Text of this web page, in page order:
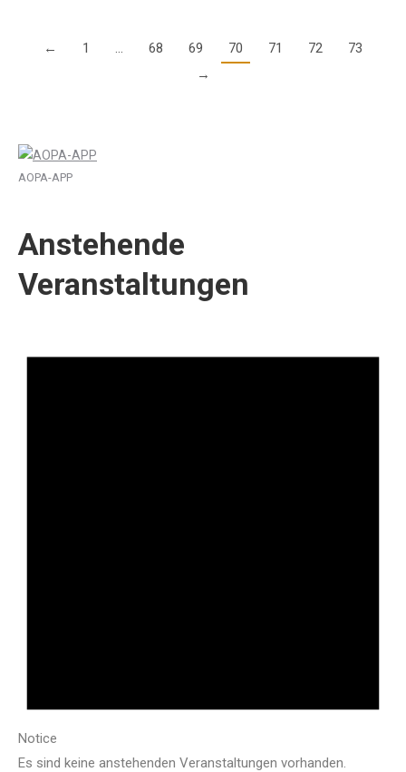
← 1 … 68 69 70 71 72
73
→
AOPA-APP
Anstehende
Veranstaltungen
Notice
Es sind keine anstehenden Veranstaltungen vorhanden.